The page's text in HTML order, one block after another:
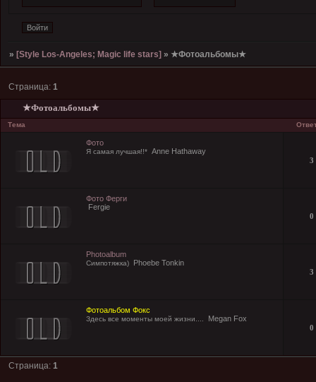
»[Style Los-Angeles; Magic life stars] »★Фотоальбомы★
★Фотоальбомы★
Страница:1
Тема
Фото
Я самая лучшая!!* Anne Hathaway
3
Фото Ферги
Fergie
0
Photoalbum
Симпотяжка)
Phoebe Tonkin
3
Фотоальбом Фокс
Здесь все моменты моей жизни....
Megan Fox
0
Страница:1